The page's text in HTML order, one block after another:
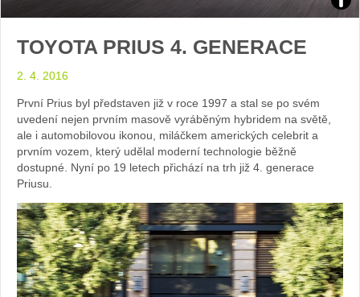
TOYOTA PRIUS 4. GENERACE
2. 4. 2016
První Prius byl představen již v roce 1997 a stal se po svém
uvedení nejen prvním masově vyráběným hybridem na světě,
ale i automobilovou ikonou, miláčkem amerických celebrit a
prvním vozem, který udělal moderní technologie běžně
dostupné. Nyní po 19 letech přichází na trh již 4. generace
Priusu.